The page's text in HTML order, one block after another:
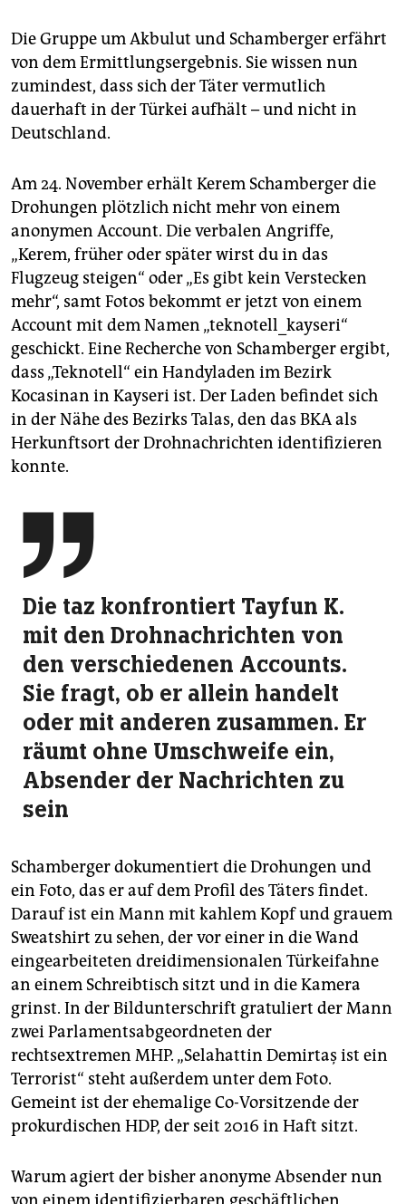
Die Gruppe um Akbulut und Schamberger erfährt
von dem Ermittlungsergebnis. Sie wissen nun
zumindest, dass sich der Täter vermutlich
dauerhaft in der Türkei aufhält – und nicht in
Deutschland.
Am 24. November erhält Kerem Schamberger die
Drohungen plötzlich nicht mehr von einem
anonymen Account. Die verbalen Angriffe,
„Kerem, früher oder später wirst du in das
Flugzeug steigen“ oder „Es gibt kein Verstecken
mehr“, samt Fotos bekommt er jetzt von einem
Account mit dem Namen „teknotell_kayseri“
geschickt. Eine Recherche von Schamberger ergibt,
dass „Teknotell“ ein Handyladen im Bezirk
Kocasinan in Kayseri ist. Der Laden befindet sich
in der Nähe des Bezirks Talas, den das BKA als
Herkunftsort der Drohnachrichten identifizieren
konnte.

Die taz konfrontiert Tayfun K.
mit den Droh­nachrichten von
den verschiedenen Accounts.
Sie fragt, ob er allein handelt
oder mit an­deren zusammen. Er
räumt ohne Um­schweife ein,
Absender der Nachrichten zu
sein
Schamberger dokumentiert die Drohungen und
ein Foto, das er auf dem Profil des Täters findet.
Darauf ist ein Mann mit kahlem Kopf und grauem
Sweatshirt zu sehen, der vor einer in die Wand
eingearbeiteten dreidimensionalen Türkeifahne
an einem Schreibtisch sitzt und in die Kamera
grinst. In der Bildunterschrift gratuliert der Mann
zwei Parlamentsabgeordneten der
rechtsextremen MHP. „Selahattin Demirtaş ist ein
Terrorist“ steht außerdem unter dem Foto.
Gemeint ist der ehemalige Co-Vorsitzende der
prokurdischen HDP, der seit 2016 in Haft sitzt.
Warum agiert der bisher anonyme Absender nun